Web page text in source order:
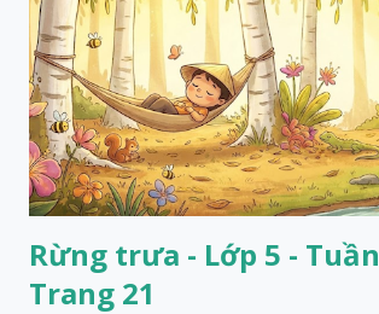
Rừng trưa - Lớp 5 -
Trang 21